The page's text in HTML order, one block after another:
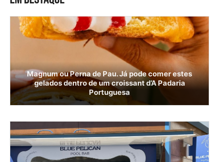
Magnum ou Perna de Pau. Já pode comer estes
gelados dentro de um croissant d’A Padaria
Portuguesa